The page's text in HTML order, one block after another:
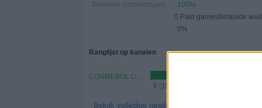
Televisie-Uitzendingen
100%
0 Paid gamesBetaalde
0%
Ranglijst op kanalen
CONMEBOL Libertadores YouTube
6 (100%)
Bekijk volledige ranglijst